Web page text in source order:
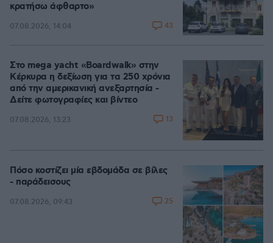
κρατήσω άφθαρτο»
07.08.2026, 14:04 43
Στο mega yacht «Boardwalk» στην
Κέρκυρα η δεξίωση για τα 250 χρόνια
από την αμερικανική ανεξαρτησία -
Δείτε φωτογραφίες και βίντεο
07.08.2026, 13:23 13
Πόσο κοστίζει μία εβδομάδα σε βίλες
- παράδεισους
07.08.2026, 09:43 25